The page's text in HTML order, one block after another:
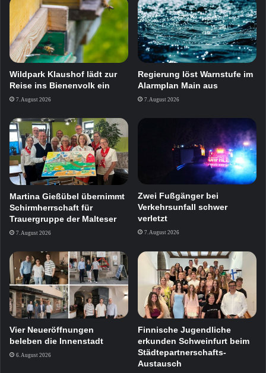
Wildpark Klaushof lädt zur
Reise ins Bienenvolk ein
7. August 2026
Regierung löst Warnstufe im
Alarmplan Main aus
7. August 2026
Martina Gießübel übernimmt
Schirmherrschaft für
Trauergruppe der Malteser
7. August 2026
Zwei Fußgänger bei
Verkehrsunfall schwer
verletzt
7. August 2026
Vier Neueröffnungen
beleben die Innenstadt
6. August 2026
Finnische Jugendliche
erkunden Schweinfurt beim
Städtepartnerschafts-
Austausch